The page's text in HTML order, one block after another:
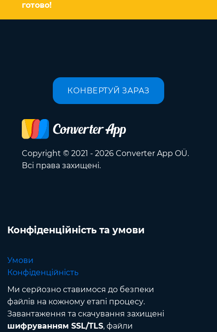
готово!
КОНВЕРТУЙ ЗАРАЗ
Copyright © 2021 - 2026 Converter App OÜ.
Всі права захищені.
Конфіденційність та умови
Умови
Конфіденційність
Ми серйозно ставимося до безпеки
файлів на кожному етапі процесу.
Завантаження та скачування захищені
шифруванням SSL/TLS, файли